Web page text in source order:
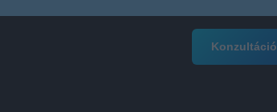
Konzultáció